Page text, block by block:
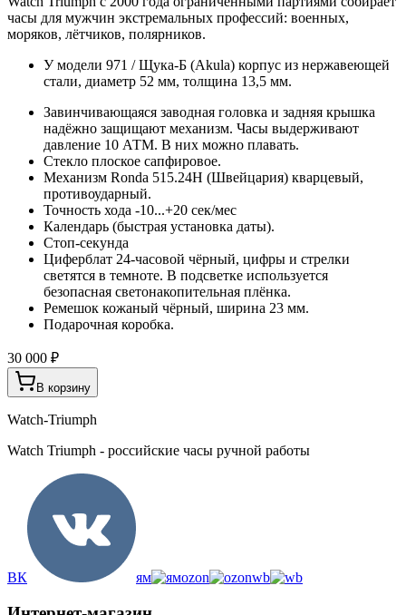
часы для мужчин экстремальных профессий: военных,
моряков, лётчиков, полярников.
У модели 971 / Щука-Б (Akula) корпус из нержавеющей
стали, диаметр 52 мм, толщина 13,5 мм.
Завинчивающаяся заводная головка и задняя крышка
надёжно защищают механизм. Часы выдерживают
давление 10 АТМ. В них можно плавать.
Стекло плоское сапфировое.
Механизм Ronda 515.24H (Швейцария) кварцевый,
противоударный.
Точность хода -10...+20 сек/мес
Календарь (быстрая установка даты).
Стоп-секунда
Циферблат 24-часовой чёрный, цифры и стрелки
светятся в темноте. В подсветке используется
безопасная светонакопительная плёнка.
Ремешок кожаный чёрный, ширина 23 мм.
Подарочная коробка.
30 000 ₽
В корзину
Watch-Triumph
Watch Triumph - российские часы ручной работы
ВК ям ozon wb